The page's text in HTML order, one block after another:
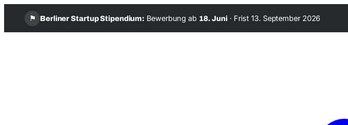
⚑ Berliner Startup Stipendium: Bewerbung ab 18. Juni · Frist 13. September 2026